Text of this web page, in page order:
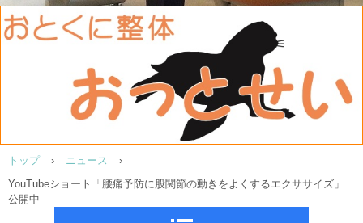
トップ › ニュース
›
YouTubeショート「腰痛予防に股関節の動きをよくするエクササイズ」
公開中